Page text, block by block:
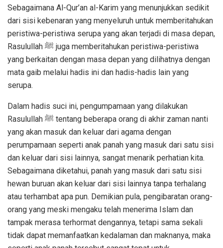
Sebagaimana Al-Qur’an al-Karim yang menunjukkan sedikit
dari sisi kebenaran yang menyeluruh untuk memberitahukan
peristiwa-peristiwa serupa yang akan terjadi di masa depan,
Rasulullah ﷺ juga memberitahukan peristiwa-peristiwa
yang berkaitan dengan masa depan yang dilihatnya dengan
mata gaib melalui hadis ini dan hadis-hadis lain yang
serupa.
Dalam hadis suci ini, pengumpamaan yang dilakukan
Rasulullah ﷺ tentang beberapa orang di akhir zaman nanti
yang akan masuk dan keluar dari agama dengan
perumpamaan seperti anak panah yang masuk dari satu sisi
dan keluar dari sisi lainnya, sangat menarik perhatian kita.
Sebagaimana diketahui, panah yang masuk dari satu sisi
hewan buruan akan keluar dari sisi lainnya tanpa terhalang
atau terhambat apa pun. Demikian pula, pengibaratan orang-
orang yang meski mengaku telah menerima Islam dan
tampak merasa terhormat dengannya, tetapi sama sekali
tidak dapat memanfaatkan kedalaman dan maknanya, maka